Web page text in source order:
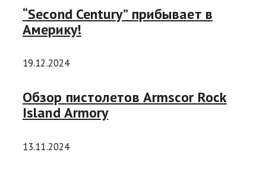
“Second Century” прибывает в
Америку!
19.12.2024
Обзор пистолетов Armscor Rock
Island Armory
13.11.2024